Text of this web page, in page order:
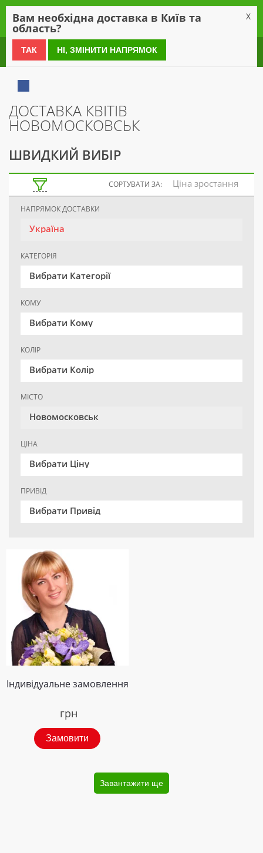
0 800 21 54 55
ДОСТАВКА КВІТІВ
НОВОМОСКОВСЬК
ШВИДКИЙ ВИБІР
СОРТУВАТИ ЗА: Ціна зростання
НАПРЯМОК ДОСТАВКИ
Україна
КАТЕГОРІЯ
Вибрати Категорії
КОМУ
Вибрати Кому
КОЛІР
Вибрати Колір
МІСТО
Новомосковськ
ЦІНА
Вибрати Ціну
ПРИВІД
Вибрати Привід
Індивідуальне замовлення
грн
Замовити
Завантажити ще
Вам необхідна доставка в Київ та
область?
X
ТАК НІ, ЗМІНИТИ НАПРЯМОК